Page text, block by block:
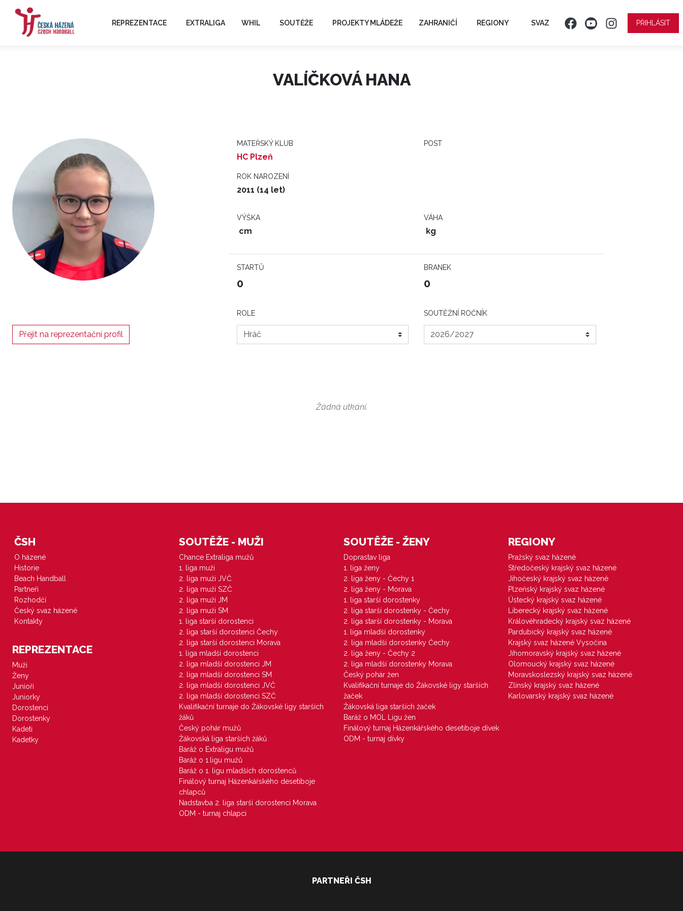
REPREZENTACE EXTRALIGA WHIL SOUTĚŽE PROJEKTY MLÁDEŽE ZAHRANIČÍ REGIONY SVAZ PŘIHLÁSIT
VALÍČKOVÁ HANA
MATEŘSKÝ KLUB
HC Plzeň
POST
ROK NAROZENÍ
2011 (14 let)
VÝŠKA
cm
VÁHA
kg
STARTŮ
0
BRANEK
0
Přejít na reprezentační profil
ROLE SOUTĚŽNÍ ROČNÍK
Žádná utkání.
ČSH
O házené
Historie
Beach Handball
Partneři
Rozhodčí
Český svaz házené
Kontakty
REPREZENTACE
Muži
Ženy
Junioři
Juniorky
Dorostenci
Dorostenky
Kadeti
Kadetky
SOUTĚŽE - MUŽI
Chance Extraliga mužů
1. liga muži
2. liga muži JVČ
2. liga muži SZČ
2. liga muži JM
2. liga muži SM
1. liga starší dorostenci
2. liga starší dorostenci Čechy
2. liga starší dorostenci Morava
1. liga mladší dorostenci
2. liga mladší dorostenci JM
2. liga mladší dorostenci SM
2. liga mladší dorostenci JVČ
2. liga mladší dorostenci SZČ
Kvalifikační turnaje do Žákovské ligy starších
žáků
Český pohár mužů
Žákovská liga starších žáků
Baráž o Extraligu mužů
Baráž o 1.ligu mužů
Baráž o 1. ligu mladších dorostenců
Finálový turnaj Házenkářského desetiboje
chlapců
Nadstavba 2. liga starší dorostenci Morava
ODM - turnaj chlapci
SOUTĚŽE - ŽENY
Doprastav liga
1. liga ženy
2. liga ženy - Čechy 1
2. liga ženy - Morava
1. liga starší dorostenky
2. liga starší dorostenky - Čechy
2. liga starší dorostenky - Morava
1. liga mladší dorostenky
2. liga mladší dorostenky Čechy
2. liga ženy - Čechy 2
2. liga mladší dorostenky Morava
Český pohár žen
Kvalifikační turnaje do Žákovské ligy starších
žaček
Žákovská liga starších žaček
Baráž o MOL Ligu žen
Finálový turnaj Házenkářského desetiboje dívek
ODM - turnaj dívky
REGIONY
Pražský svaz házené
Středočeský krajský svaz házené
Jihočeský krajský svaz házené
Plzeňský krajský svaz házené
Ústecký krajský svaz házené
Liberecký krajský svaz házené
Královéhradecký krajský svaz házené
Pardubický krajský svaz házené
Krajský svaz házené Vysočina
Jihomoravský krajský svaz házené
Olomoucký krajský svaz házené
Moravskoslezský krajský svaz házené
Zlínský krajský svaz házené
Karlovarský krajský svaz házené
PARTNEŘI ČSH